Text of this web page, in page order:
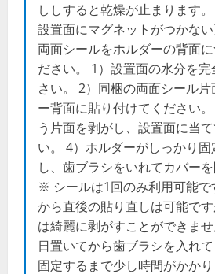
ししすると乾燥が止まります
設置面にマグネットがつかな
両面シールをホルダーの背面
ださい。 1）設置面の水分を
さい。 2）同梱の両面シール
ー背面に貼り付けてください
う片面を剥がし、設置面に当
い。 4）ホルダーがしっかり
し、歯ブラシをいれてカバーを
※ シールは1回のみ利用可能で
から直後の貼り直しは可能で
は綺麗に剥がすことができま
日置いてから歯ブラシを入れ
固定するまで少し時間がかか